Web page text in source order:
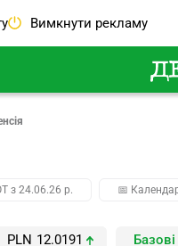
Вимкнути рекламу
з 24.06.26 р. 📅
PLN 12.0191